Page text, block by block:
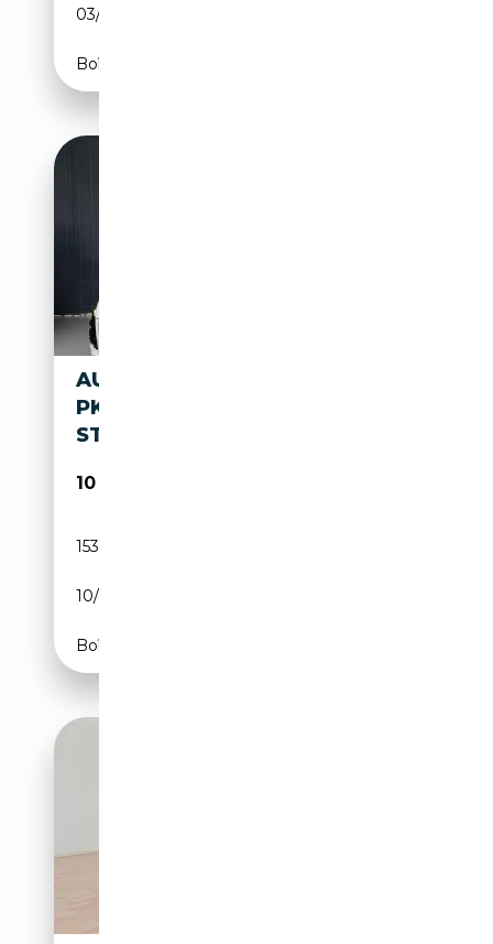
03/2012
Boîte manuelle
AUDI TT 2.0 TFSI |200
PK|HANDGESCHAKELD|LEDER|
STOELVERWARM
10 490€
153 174 km
10/2007
Boîte manuelle